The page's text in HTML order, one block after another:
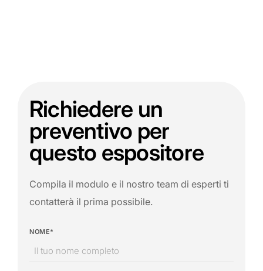
Richiedere un
preventivo per
questo espositore
Compila il modulo e il nostro team di esperti ti
contatterà il prima possibile.
NOME*